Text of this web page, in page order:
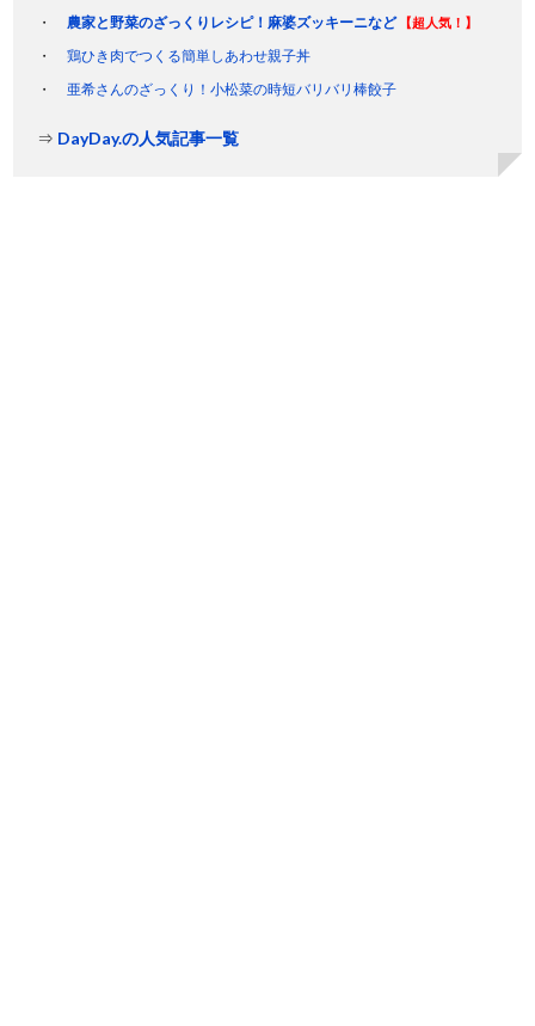
農家と野菜のざっくりレシピ！麻婆ズッキーニなど 【超人気！】
鶏ひき肉でつくる簡単しあわせ親子丼
亜希さんのざっくり！小松菜の時短バリバリ棒餃子
⇒ DayDay.の人気記事一覧